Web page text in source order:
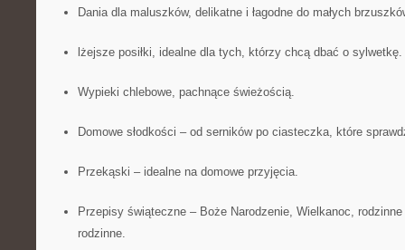
Dania dla maluszków, delikatne i łagodne do małych
lżejsze posiłki, idealne dla tych, którzy chcą dbać o sylwetkę.
Wypieki chlebowe, pachnące świeżością.
Domowe słodkości – od serników po ciasteczka, które
Przekąski – idealne na domowe przyjęcia.
Przepisy świąteczne – Boże Narodzenie, Wielkanoc,
rodzinne.